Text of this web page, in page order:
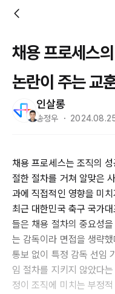
채용 프로세스
논란이 주는 교
인살롱
송정우 ・
채용 프로세스는 조직의
절한 절차를 거쳐 알맞은
과에 직접적인 영향을 미
최근 대한민국 축구 국가
들은 채용 절차의 중요성
는 감독이라 면접을 생략
통보 없이 특정 감독 선임
임 절차를 지키지 않았다
정이 조직에 미치는 부정